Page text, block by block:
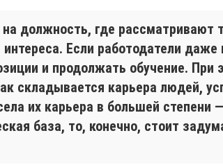
должность, где
Если работодатели
и продолжать обучение.
складывается карьера людей,
их карьера в большей степени
база, то, конечно, стоит